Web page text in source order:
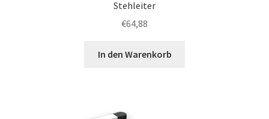
Stehleiter
€64,88
In den Warenkorb